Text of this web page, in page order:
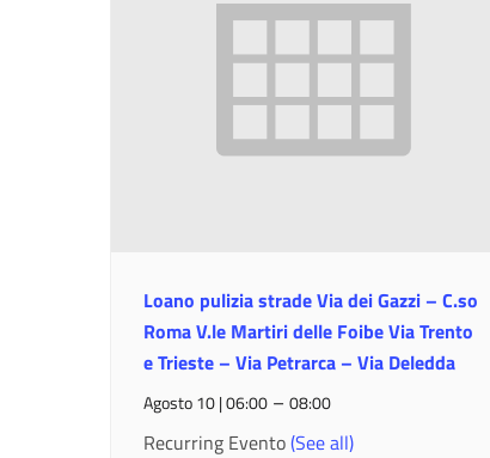
Loano pulizia strade Via dei Gazzi – C.so
Roma V.le Martiri delle Foibe Via Trento
e Trieste – Via Petrarca – Via Deledda
Agosto 10 | 06:00 –08:00
Recurring Evento(See all)